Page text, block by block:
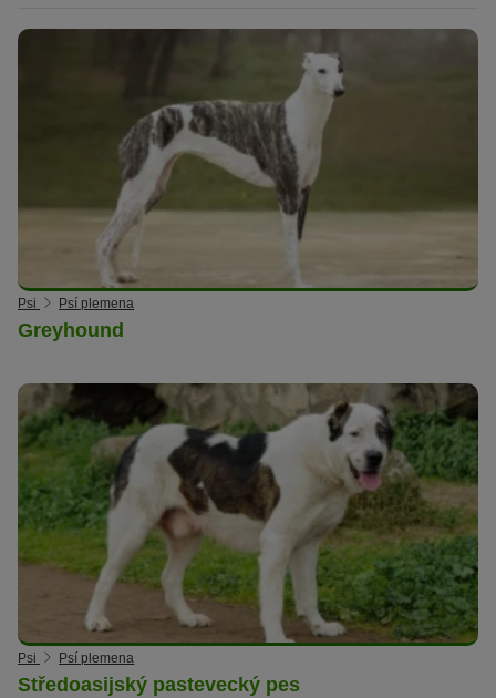
Psi Psí plemena
Greyhound
Psi Psí plemena
Středoasijský pastevecký pes